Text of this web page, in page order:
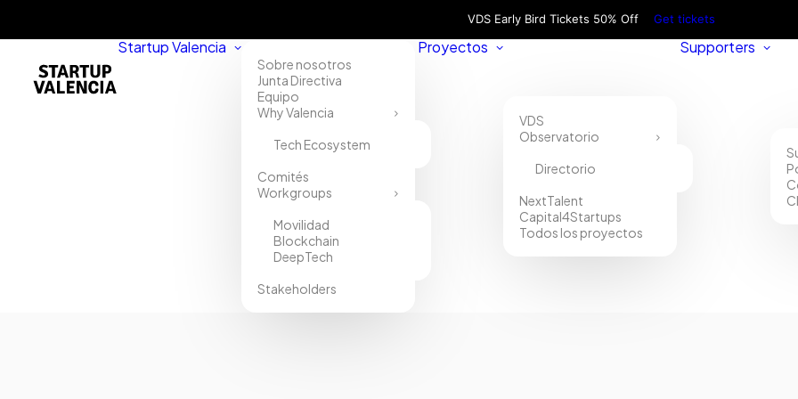
VDS Early Bird Tickets 50% Off Get tickets
Startup Valencia
Sobre nosotros
Junta Directiva
Equipo
Why Valencia
Tech Ecosystem
Comités
Workgroups
Movilidad
Blockchain
DeepTech
Stakeholders
Proyectos
VDS
Observatorio
Directorio
NextTalent
Capital4Startups
Todos los proyectos
Supporters